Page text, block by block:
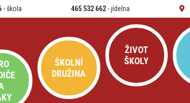
- škola 465 532 662 - jídelna
ŠKOLNÍ
DRUŽINA
ŽIVOT
ŠKOLY